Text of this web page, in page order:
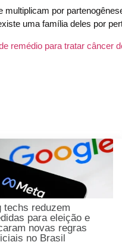
multiplicam por
uma família deles por
remédio para tratar câncer
techs reduzem
para eleição e
novas regras
no Brasil